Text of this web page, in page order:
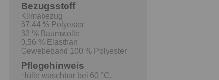
Bezugsstoff
Klimabezug
67,44 % Polyester
32 % Baumwolle
0,56 % Elasthan
Gewebeband 100 % Polyester
Pflegehinweis
Hülle waschbar bei 60 °C.